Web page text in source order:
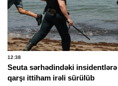
12:38
Seuta sərhədindəki
qarşı ittiham irəli sürülüb